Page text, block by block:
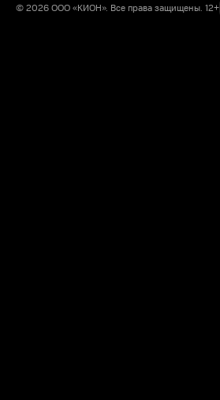
© 2026 ООО «КИОН». Все права защищены. 12+